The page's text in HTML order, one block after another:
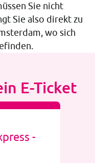
Sie nicht
Sie also direkt zu
wo sich
E-Ticket
-